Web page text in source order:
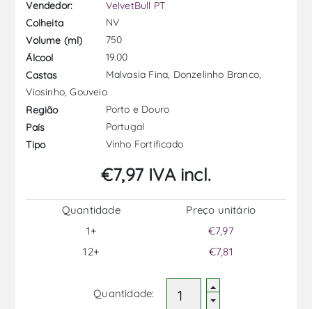
Vendedor:
VelvetBull PT
Colheita
NV
Volume (ml)
750
Álcool
19.00
Castas
Malvasia Fina, Donzelinho Branco,
Viosinho, Gouveio
Região
Porto e Douro
País
Portugal
Tipo
Vinho Fortificado
€7,97 IVA incl.
Quantidade
1+
12+
Preço unitário
€7,97
€7,81
Quantidade: